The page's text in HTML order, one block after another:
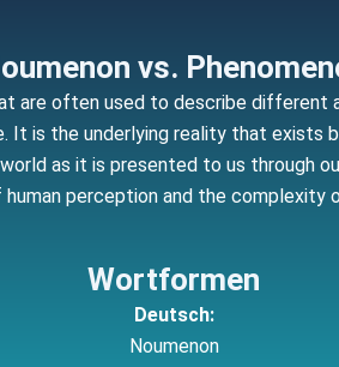
vs.
are often used to describe
is the underlying reality that exists
as it is presented to us through
perception and the complexity
Wortformen
Deutsch:
Noumenon